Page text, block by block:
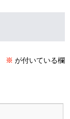
※ が付いている欄